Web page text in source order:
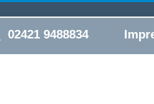
02421 9488834